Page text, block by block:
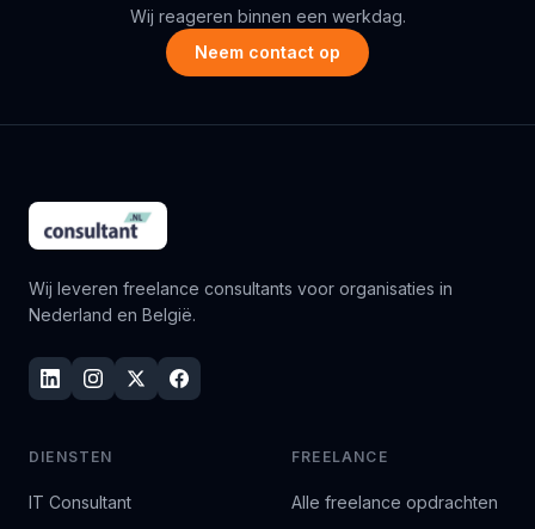
Wij reageren binnen een werkdag.
Neem contact op
Wij leveren freelance consultants voor organisaties in
Nederland en België.
DIENSTEN
IT Consultant
FREELANCE
Alle freelance opdrachten